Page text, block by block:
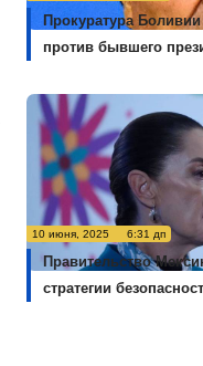
Прокуратура
против бывшего
10 июня, 2025 6:31 дп
Правительство
стратегии